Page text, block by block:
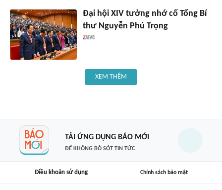
Đại hội XIV tưởng nhớ cố Tổng Bí
thư Nguyễn Phú Trọng
XEM THÊM
TẢI ỨNG DỤNG BÁO MỚI
ĐỂ KHÔNG BỎ SÓT TIN TỨC
Điều khoản sử dụng Chính sách bảo mật